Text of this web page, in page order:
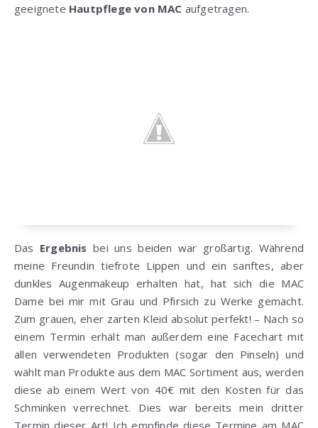
geeignete Hautpflege von MAC aufgetragen.
Das Ergebnis bei uns beiden war großartig. Während
meine Freundin tiefrote Lippen und ein sanftes, aber
dunkles Augenmakeup erhalten hat, hat sich die MAC
Dame bei mir mit Grau und Pfirsich zu Werke gemacht.
Zum grauen, eher zarten Kleid absolut perfekt! – Nach so
einem Termin erhält man außerdem eine Facechart mit
allen verwendeten Produkten (sogar den Pinseln) und
wählt man Produkte aus dem MAC Sortiment aus, werden
diese ab einem Wert von 40€ mit den Kosten für das
Schminken verrechnet. Dies war bereits mein dritter